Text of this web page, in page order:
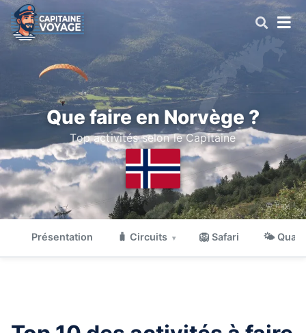
Que faire en Norvège ?
Top activités selon le Capitaine
© havlil
Présentation 🧳 Circuits ▾ 🦁 Safari 🌤